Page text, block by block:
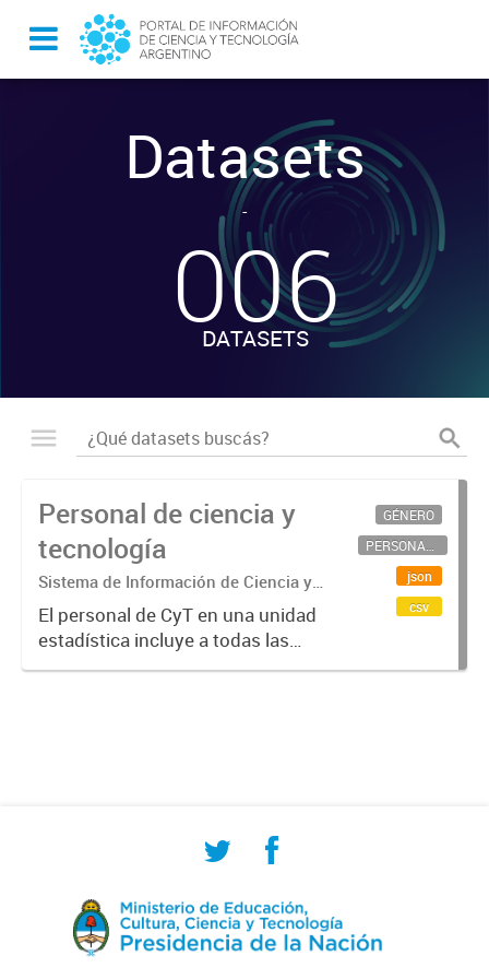
Datasets
-
006
DATASETS
Personal de ciencia y
tecnología
Sistema de Información de Ciencia y
Tecnología Argentino (SICYTAR)
El personal de CyT en una unidad
estadística incluye a todas las
personas involucradas
GÉNERO
PERSONAL CIENTÍFICO-TECNOLÓGICO
json
csv